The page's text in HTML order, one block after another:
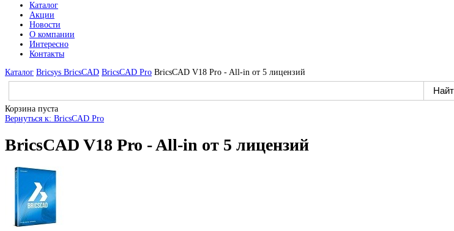
Каталог
Акции
Новости
О компании
Интересно
Контакты
Каталог Bricsys BricsCAD BricsCAD Pro BricsCAD V18 Pro - All-in от 5 лицензий
Корзина пуста
Вернуться к: BricsCAD Pro
BricsCAD V18 Pro - All-in от 5 лицензий